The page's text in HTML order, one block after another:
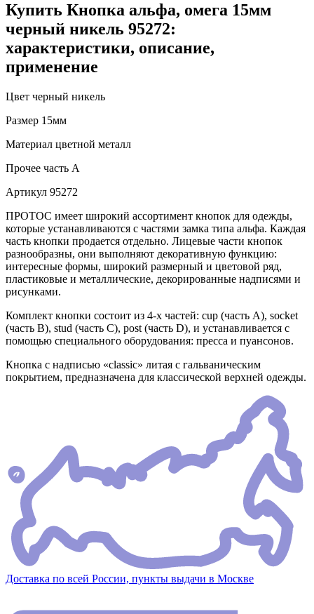
Купить Кнопка альфа, омега 15мм
черный никель 95272:
характеристики, описание,
применение
Цвет черный никель
Размер 15мм
Материал цветной металл
Прочее часть A
Артикул 95272
ПРОТОС имеет широкий ассортимент кнопок для одежды,
которые устанавливаются с частями замка типа альфа. Каждая
часть кнопки продается отдельно. Лицевые части кнопок
разнообразны, они выполняют декоративную функцию:
интересные формы, широкий размерный и цветовой ряд,
пластиковые и металлические, декорированные надписями и
рисунками.
Комплект кнопки состоит из 4-х частей: cup (часть А), socket
(часть В), stud (часть С), post (часть D), и устанавливается с
помощью специального оборудования: пресса и пуансонов.
Кнопка с надписью «classic» литая с гальваническим
покрытием, предназначена для классической верхней одежды.
Доставка по всей России, пункты выдачи в Москве